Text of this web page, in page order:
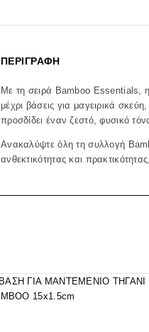
ΠΕΡΙΓΡΑΦΉ
Με τη σειρά Bamboo Essentials, η
μέχρι βάσεις για μαγειρικά
προσδίδει έναν ζεστό, φυσικό
Ανακαλύψτε όλη τη συλλογή
ανθεκτικότητας και